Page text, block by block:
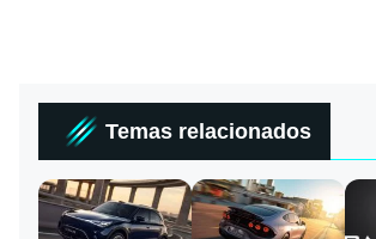
Temas relacionados